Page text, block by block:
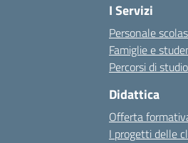
I Servizi
Personale
Famiglie e
Percorsi di studio
Didattica
Offerta
I progetti delle